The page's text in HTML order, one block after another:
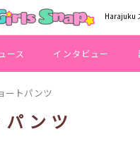
Harajuku
ース インタビュー
ートパンツ
ンツ